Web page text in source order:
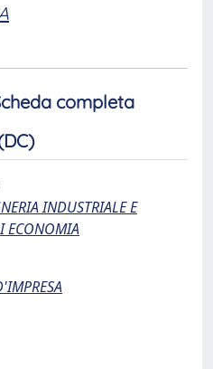
completa
INDUSTRIALE E
ECONOMIA